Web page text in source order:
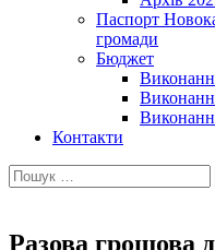
Паспорт
громади
Бюджет
Контакти
Пошук:
Разова грошова